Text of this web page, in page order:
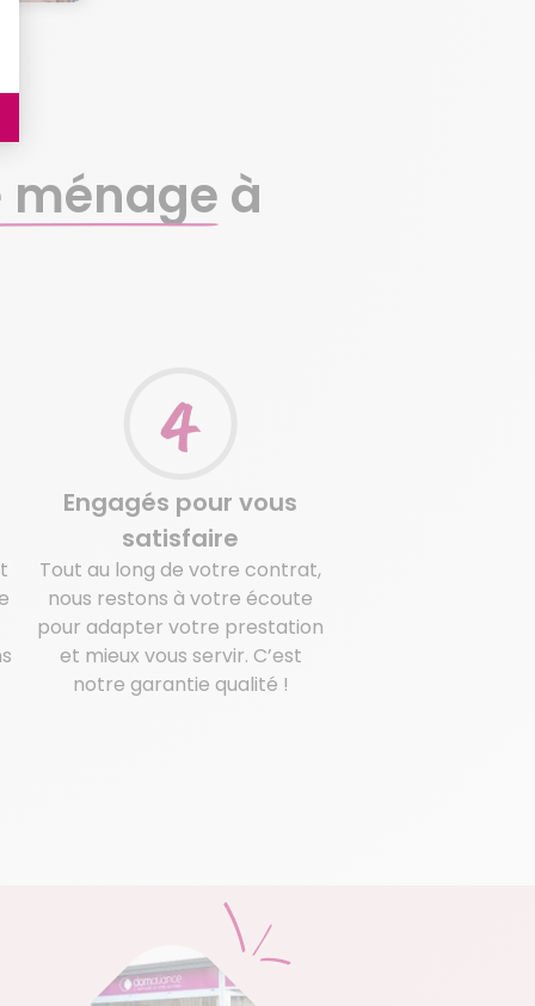
à
Engagés pour vous
satisfaire
Tout au long de votre contrat,
nous restons à votre écoute
pour adapter votre prestation
et mieux vous servir. C’est
notre garantie qualité !